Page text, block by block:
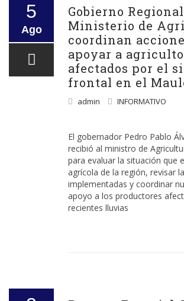
5
Ago
Gobierno
Ministerio de
coordinan
apoyar a
afectados por el
frontal en el
admin INFORMATIVO
El gobernador Pedro Pablo
recibió al ministro de
para evaluar la situación que
agrícola de la región, revisar
implementadas y coordinar
apoyo a los productores
recientes lluvias